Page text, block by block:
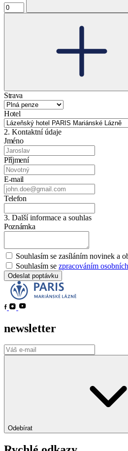
Strava
Hotel
2. Kontaktní údaje
Jméno
Příjmení
E-mail
Telefon
3. Další informace a souhlas
Poznámka
Souhlasím se zasíláním novinek a
Souhlasím se zpracováním
Odeslat poptávku
newsletter
Odebírat